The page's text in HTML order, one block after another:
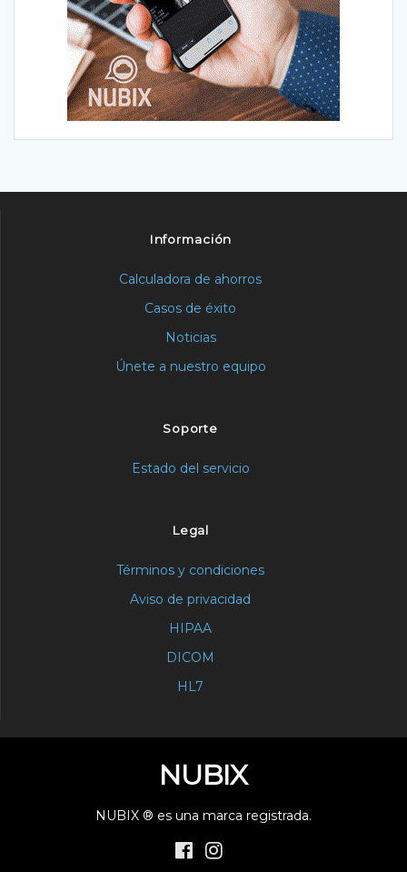
Información
Calculadora de ahorros
Casos de éxito
Noticias
Únete a nuestro equipo
Soporte
Estado del servicio
Legal
Términos y condiciones
Aviso de privacidad
HIPAA
DICOM
HL7
NUBIX
NUBIX ® es una marca registrada.